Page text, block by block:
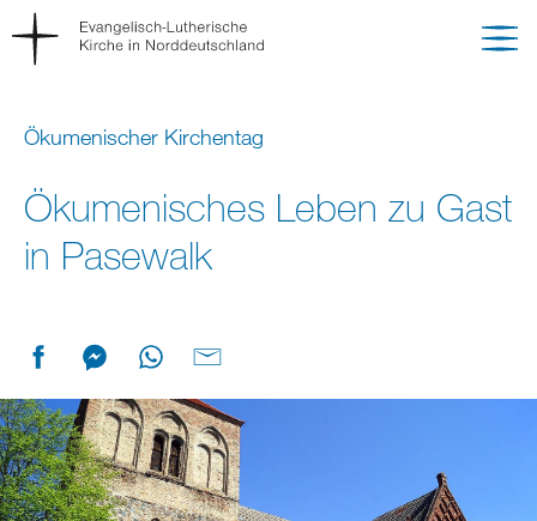
Ökumenischer Kirchentag
Ökumenisches Leben zu Gast
in Pasewalk